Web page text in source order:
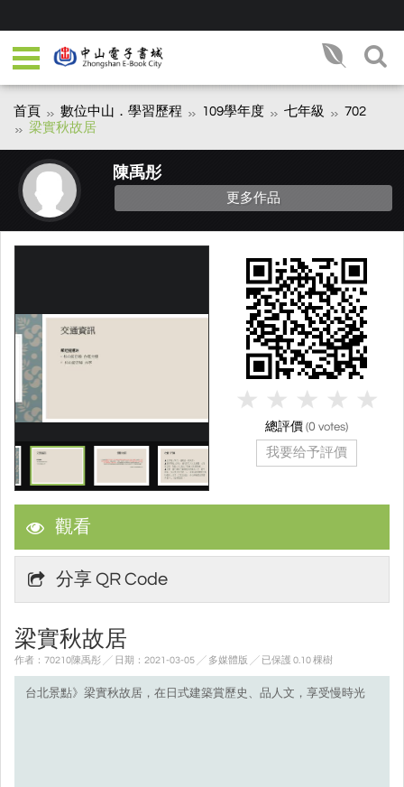
首頁 數位中山．學習歷程 109學年度 七年級
702
梁實秋故居
陳禹彤
更多作品
觀看
分享 QR Code
梁實秋故居
作者：70210陳禹彤 ╱ 日期：2021-03-05 ╱ 多媒體版 ╱ 已保護 0.10 棵樹
台北景點》梁實秋故居，在日式建築賞歷史、品人文，享受慢時光
總評價(0 votes)
我要给予評價